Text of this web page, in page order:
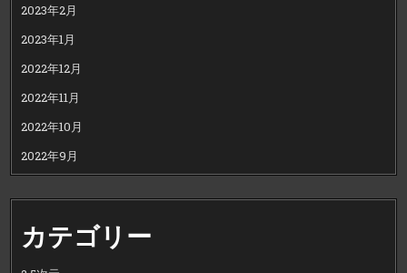
2023年2月
2023年1月
2022年12月
2022年11月
2022年10月
2022年9月
カテゴリー